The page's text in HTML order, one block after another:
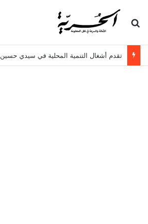
بحث عن
تقدم أشغال التنمية المحلية في سيدي حسين